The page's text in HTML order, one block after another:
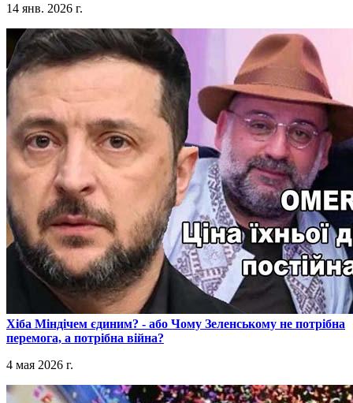
14 янв. 2026 г.
​Хіба Міндічем єдиним? - або Чому Зеленському не потрібна
перемога, а потрібна війна?
4 мая 2026 г.